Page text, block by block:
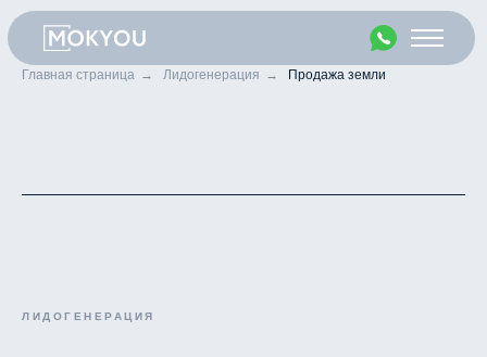
Главная страница → Лидогенерация → Продажа земли
ЛИДОГЕНЕРАЦИЯ